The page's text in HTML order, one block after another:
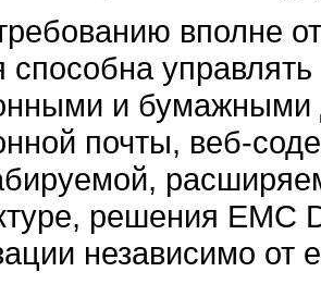
вполне
способна
и
почты, веб-
решения EMC
независимо от